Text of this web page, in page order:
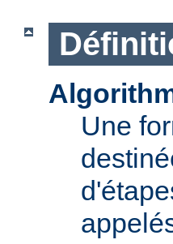
Une